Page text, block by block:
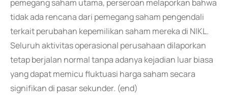
pemegang saham utama, perseroan melaporkan bahwa
tidak ada rencana dari pemegang saham pengendali
terkait perubahan kepemilikan saham mereka di NIKL.
Seluruh aktivitas operasional perusahaan dilaporkan
tetap berjalan normal tanpa adanya kejadian luar biasa
yang dapat memicu fluktuasi harga saham secara
signifikan di pasar sekunder. (end)